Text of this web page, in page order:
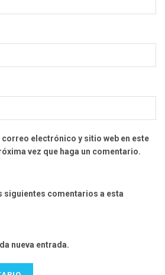
electrónico y sitio web en este
vez que haga un comentario.
siguientes comentarios a esta
nueva entrada.